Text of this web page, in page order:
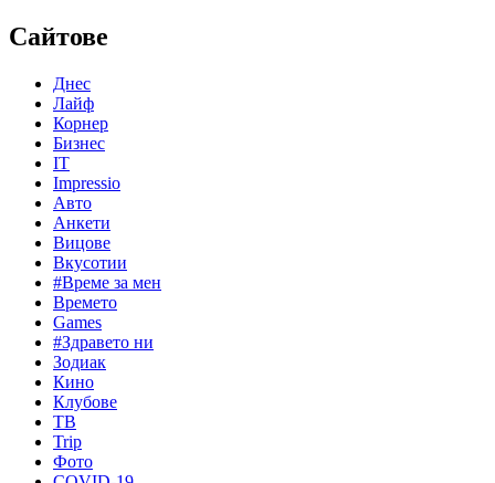
Сайтове
Днес
Лайф
Корнер
Бизнес
IT
Impressio
Авто
Анкети
Вицове
Вкусотии
#Време за мен
Времето
Games
#Здравето ни
Зодиак
Кино
Клубове
ТВ
Trip
Фото